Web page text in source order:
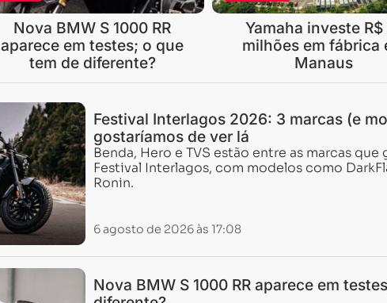
Nova BMW S 1000 RR
aparece em testes; o que
tem de diferente?
Yamaha investe R$
milhões em fábrica
Manaus
Festival Interlagos 2026: 3 marcas (e
gostaríamos de ver lá
Benda, Hero e TVS estão entre as marcas
Festival Interlagos, com modelos como
Ronin.
6 agosto de 2026 às 17:08
Nova BMW S 1000 RR aparece em